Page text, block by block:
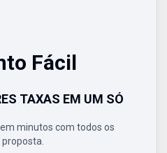
Fácil
TAXAS EM UM SÓ
minutos com todos os